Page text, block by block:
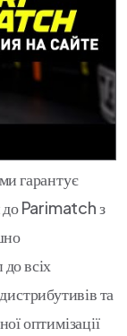
гарантує
до Parimatch з
всіх
та
оптимізації